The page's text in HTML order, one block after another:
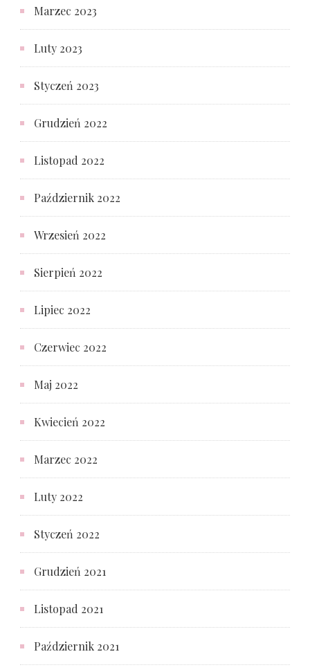
Marzec 2023
Luty 2023
Styczeń 2023
Grudzień 2022
Listopad 2022
Październik 2022
Wrzesień 2022
Sierpień 2022
Lipiec 2022
Czerwiec 2022
Maj 2022
Kwiecień 2022
Marzec 2022
Luty 2022
Styczeń 2022
Grudzień 2021
Listopad 2021
Październik 2021